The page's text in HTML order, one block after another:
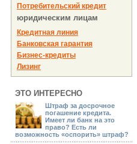
Потребительский кредит
юридическим лицам
Кредитная линия
Банковская гарантия
Бизнес-кредиты
Лизинг
ЭТО ИНТЕРЕСНО
Штраф за досрочное
погашение кредита.
Имеет ли банк на это
право? Есть ли
возможность «оспорить» штраф?